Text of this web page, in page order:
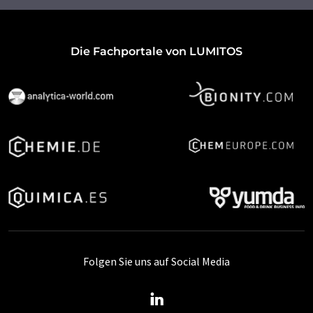
Die Fachportale von LUMITOS
Folgen Sie uns auf Social Media